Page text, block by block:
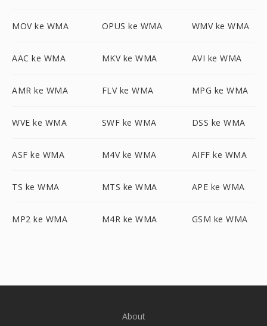
MOV ke WMA OPUS ke WMA WMV ke WMA
AAC ke WMA MKV ke WMA AVI ke WMA
AMR ke WMA FLV ke WMA MPG ke WMA
WVE ke WMA SWF ke WMA DSS ke WMA
ASF ke WMA M4V ke WMA AIFF ke WMA
TS ke WMA MTS ke WMA APE ke WMA
MP2 ke WMA M4R ke WMA GSM ke WMA
About